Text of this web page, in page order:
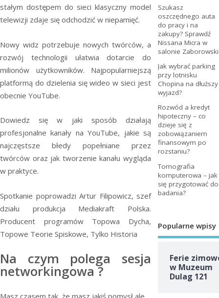
stałym dostępem do sieci klasyczny model
telewizji zdaje się odchodzić w niepamięć.
Nowy widz potrzebuje nowych twórców, a
rozwój technologii ułatwia dotarcie do
milionów użytkowników. Najpopularniejszą
platformą do dzielenia się wideo w sieci jest
obecnie YouTube.
Dowiedz się w jaki sposób działają
profesjonalne kanały na YouTube, jakie są
najczęstsze błedy popełniane przez
twórców oraz jak tworzenie kanału wygląda
w praktyce.
Spotkanie poprowadzi Artur Filipowicz, szef
działu produkcja Mediakraft Polska.
Producent programów Topowa Dycha,
Topowe Teorie Spiskowe, Tylko Historia
Na czym polega sesja
networkingowa ?
Szukasz
oszczędnego auta
do pracy i na
zakupy? Sprawdź
Nissana Micra w
salonie Zaborowski
Jak wybrać parking
przy lotnisku
Chopina na dłuższy
wyjazd?
Rozwód a kredyt
hipoteczny – co
dzieje się z
zobowiązaniem
finansowym po
rozstaniu?
Tomografia
komputerowa – jak
się przygotować do
badania?
Popularne wpisy
Ferie
w Muzeum
Dulag 121